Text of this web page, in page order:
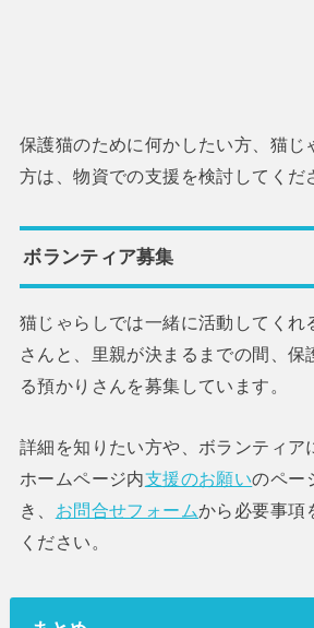
保護猫のために何かしたい方、猫じ
方は、物資での支援を検討してくだ
ボランティア募集
猫じゃらしでは一緒に活動してくれ
さんと、里親が決まるまでの間、保
る預かりさんを募集しています。
詳細を知りたい方や、ボランティア
ホームページ内支援のお願いのペー
き、 お問合せフォームから必要事項
ください。